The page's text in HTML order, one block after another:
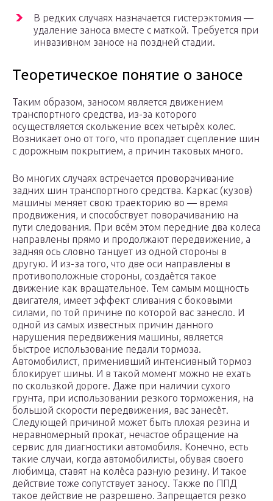
В редких случаях назначается гистерэктомия —
удаление заноса вместе с маткой. Требуется при
инвазивном заносе на поздней стадии.
Теоретическое понятие о заносе
Таким образом, заносом является движением
транспортного средства, из-за которого
осуществляется скольжение всех четырёх колес.
Возникает оно от того, что пропадает сцепление шин
с дорожным покрытием, а причин таковых много.
Во многих случаях встречается проворачивание
задних шин транспортного средства. Каркас (кузов)
машины меняет свою траекторию во — время
продвижения, и способствует поворачиванию на
пути следования. При всём этом передние два колеса
направлены прямо и продолжают передвижение, а
задняя ось словно танцует из одной стороны в
другую. И из-за того, что две оси направлены в
противоположные стороны, создаётся такое
движение как вращательное. Тем самым мощность
двигателя, имеет эффект сливания с боковыми
силами, по той причине по которой вас занесло. И
одной из самых известных причин данного
нарушения передвижения машины, является
быстрое использование педали тормоза.
Автомобилист, применивший интенсивный тормоз
блокирует шины. И в такой момент можно не ехать
по скользкой дороге. Даже при наличии сухого
грунта, при использовании резкого торможения, на
большой скорости передвижения, вас занесёт.
Следующей причиной может быть плохая резина и
неравномерный прокат, нечастое обращение на
сервис для диагностики автомобиля. Конечно, есть
такие случаи, когда автомобилисты, обувая своего
любимца, ставят на колёса разную резину. И такое
действие тоже сопутствует заносу. Также по ППД
такое действие не разрешено. Запрещается резко